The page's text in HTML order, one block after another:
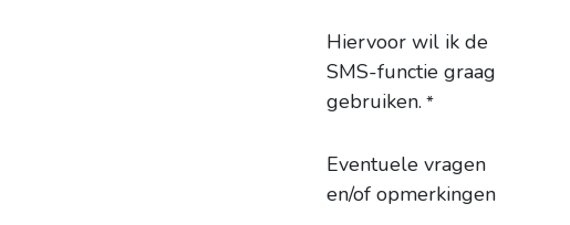
Hiervoor wil ik de
SMS-functie graag
gebruiken. *
Eventuele vragen
en/of opmerkingen